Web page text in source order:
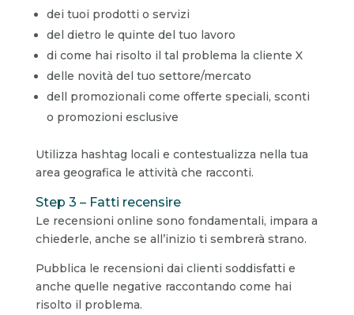
dei tuoi prodotti o servizi
del dietro le quinte del tuo lavoro
di come hai risolto il tal problema la cliente X
delle novità del tuo settore/mercato
dell promozionali come offerte speciali, sconti
o promozioni esclusive
Utilizza hashtag locali e contestualizza nella tua
area geografica le attività che racconti.
Step 3 – Fatti recensire
Le recensioni online sono fondamentali, impara a
chiederle, anche se all’inizio ti sembrerà strano.
Pubblica le recensioni dai clienti soddisfatti e
anche quelle negative raccontando come hai
risolto il problema.